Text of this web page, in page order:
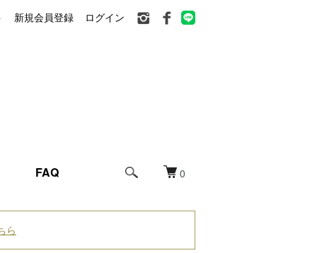
0
FAQ
新規会員登録 ログイン
ら